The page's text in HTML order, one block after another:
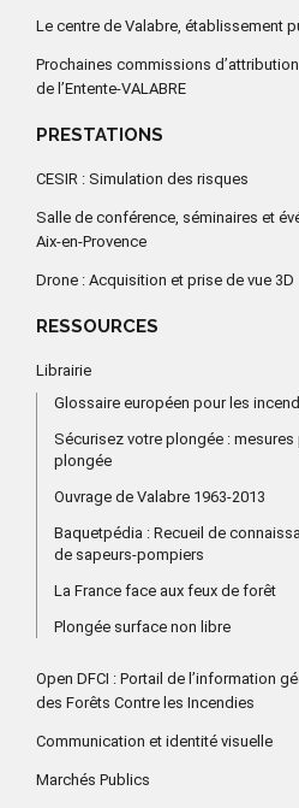
Le centre de Valabre, établissement
Prochaines commissions
de l’Entente-VALABRE
PRESTATIONS
CESIR : Simulation des risques
Salle de conférence, séminaires et
Aix-en-Provence
Drone : Acquisition et prise de vue 3D
RESSOURCES
Librairie
Glossaire européen pour les
Sécurisez votre plongée :
plongée
Ouvrage de Valabre 1963-2013
Baquetpédia : Recueil de
de sapeurs-pompiers
La France face aux feux de forêt
Plongée surface non libre
Open DFCI : Portail de l’information
des Forêts Contre les Incendies
Communication et identité visuelle
Marchés Publics